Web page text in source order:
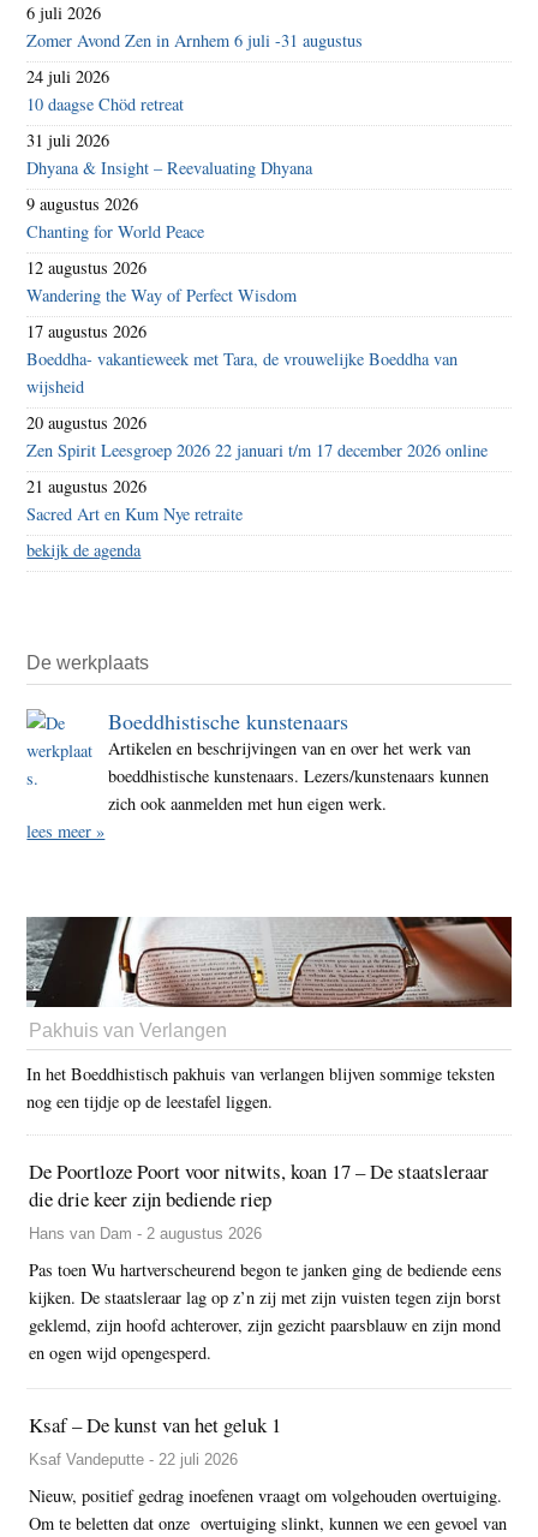
6 juli 2026
Zomer Avond Zen in Arnhem 6 juli -31 augustus
24 juli 2026
10 daagse Chöd retreat
31 juli 2026
Dhyana & Insight – Reevaluating Dhyana
9 augustus 2026
Chanting for World Peace
12 augustus 2026
Wandering the Way of Perfect Wisdom
17 augustus 2026
Boeddha- vakantieweek met Tara, de vrouwelijke Boeddha van
wijsheid
20 augustus 2026
Zen Spirit Leesgroep 2026 22 januari t/m 17 december 2026 online
21 augustus 2026
Sacred Art en Kum Nye retraite
bekijk de agenda
De werkplaats
Boeddhistische kunstenaars
Artikelen en beschrijvingen van en over het werk van
boeddhistische kunstenaars. Lezers/kunstenaars kunnen
zich ook aanmelden met hun eigen werk.
lees meer »
Pakhuis van Verlangen
In het Boeddhistisch pakhuis van verlangen blijven sommige teksten
nog een tijdje op de leestafel liggen.
De Poortloze Poort voor nitwits, koan 17 – De staatsleraar
die drie keer zijn bediende riep
Hans van Dam - 2 augustus 2026
Pas toen Wu hartverscheurend begon te janken ging de bediende eens
kijken. De staatsleraar lag op z’n zij met zijn vuisten tegen zijn borst
geklemd, zijn hoofd achterover, zijn gezicht paarsblauw en zijn mond
en ogen wijd opengesperd.
Ksaf – De kunst van het geluk 1
Ksaf Vandeputte - 22 juli 2026
Nieuw, positief gedrag inoefenen vraagt om volgehouden overtuiging.
Om te beletten dat onze overtuiging slinkt, kunnen we een gevoel van